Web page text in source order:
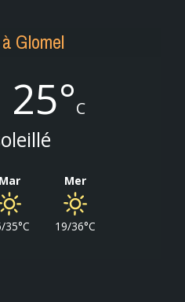
Glomel
25°C
Mar
35°C
Mer
19/36°C